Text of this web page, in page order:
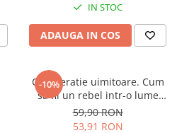
IN STOC
ADAUGA IN COS
-10%
O generatie uimitoare. Cum
sa fii un rebel intr-o lume
plina de ecrane
59,90 RON
53,91 RON